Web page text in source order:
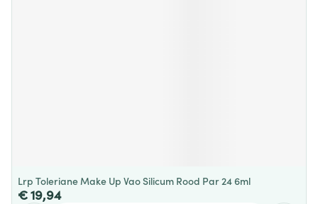
Lrp Toleriane Make Up Vao Silicum Rood Par 24 6ml
€ 19,94